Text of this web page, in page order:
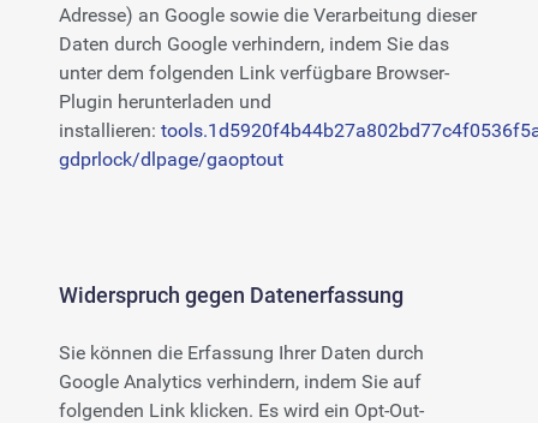
Adresse) an Google sowie die Verarbeitung dieser
Daten durch Google verhindern, indem Sie das
unter dem folgenden Link verfügbare Browser-
Plugin herunterladen und
installieren:
gdprlock/dlpage/gaoptout
Widerspruch gegen Datenerfassung
Sie können die Erfassung Ihrer Daten durch
Google Analytics verhindern, indem Sie auf
folgenden Link klicken. Es wird ein Opt-Out-